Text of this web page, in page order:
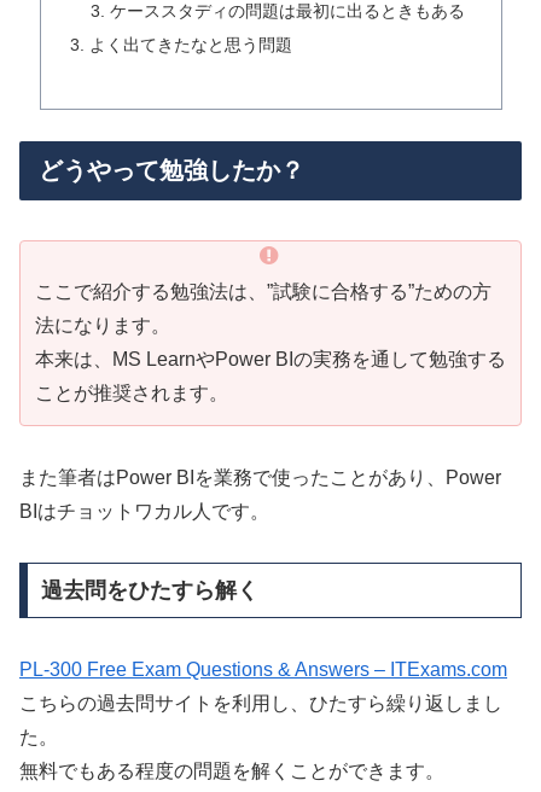
ケーススタディの問題は最初に出るときもある
よく出てきたなと思う問題
どうやって勉強したか？
ここで紹介する勉強法は、”試験に合格する”ための方
法になります。
本来は、MS LearnやPower BIの実務を通して勉強する
ことが推奨されます。
また筆者はPower BIを業務で使ったことがあり、Power
BIはチョットワカル人です。
過去問をひたすら解く
PL-300 Free Exam Questions & Answers – ITExams.com
こちらの過去問サイトを利用し、ひたすら繰り返しまし
た。
無料でもある程度の問題を解くことができます。